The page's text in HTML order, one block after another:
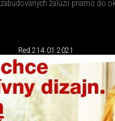
zabudovaných žalúzií priamo do
Red 214.01.2021